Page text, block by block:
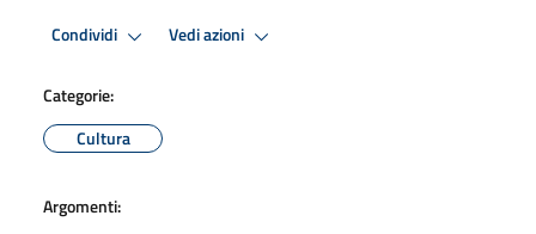
Condividi Vedi azioni
Categorie:
Cultura
Argomenti: